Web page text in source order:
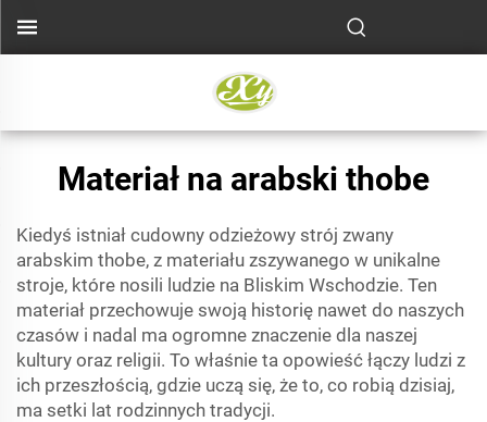
Materiał na arabski thobe
Kiedyś istniał cudowny odzieżowy strój zwany
arabskim thobe, z materiału zszywanego w unikalne
stroje, które nosili ludzie na Bliskim Wschodzie. Ten
materiał przechowuje swoją historię nawet do naszych
czasów i nadal ma ogromne znaczenie dla naszej
kultury oraz religii. To właśnie ta opowieść łączy ludzi z
ich przeszłością, gdzie uczą się, że to, co robią dzisiaj,
ma setki lat rodzinnych tradycji.